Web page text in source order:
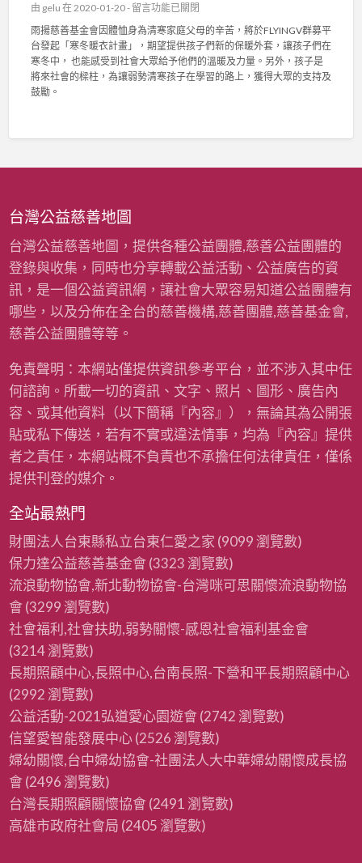
互
助
共
好
〉
中
募
集
配
戴
近
〉
由 gelu 在 2020-01-20 - 在
〈
助
清
寒
弱
募
資
計
畫
(
雨
揚
慈
金
會
)
〉
中
留言功能已關閉
雨揚慈善基金會因體恤身為清寒家庭父母的辛苦，將於FLYINGV群募平
台發起「寒冬暖衣計畫」，期望提供孩子們新的保暖外套，讓孩子們在
寒冬中， 也能感受到社會大眾給予他們的溫暖及力量。另外，孩子是
將來社會的樑柱，為讓弱勢清寒孩子在學習的路上，獲得大眾的支持及
鼓勵。
台灣公益慈善地圖
台灣公益慈善地圖，提供各種公益團體,慈善公益團體的
登錄與收集，同時也分享轉載公益活動、公益廣告的資
訊，是一個公益資訊網，讓社會大眾容易知道公益團體有
哪些，以及分佈在全台的慈善機構,慈善團體,慈善基金會,
慈善公益團體等等。
免責聲明：本網站僅提供資訊參考平台，並不涉入其中任
何諮詢。所載一切的資訊、文字、照片、圖形、廣告內
容、或其他資料（以下簡稱『內容』），無論其為公開張
貼或私下傳送，若有不實或違法情事，均為『內容』提供
者之責任，本網站概不負責也不承擔任何法律責任，僅係
提供刊登的媒介。
全站最熱門
財團法人台東縣私立台東仁愛之家 (9099 瀏覽數)
保力達公益慈善基金會 (3323 瀏覽數)
流浪動物協會,新北動物協會-台灣咪可思關懷流浪動物協
會 (3299 瀏覽數)
社會福利,社會扶助,弱勢關懷-感恩社會福利基金會
(3214 瀏覽數)
長期照顧中心,長照中心,台南長照-下營和平長期照顧中心
(2992 瀏覽數)
公益活動-2021弘道愛心園遊會 (2742 瀏覽數)
信望愛智能發展中心(2526 瀏覽數)
婦幼關懷,台中婦幼協會-社團法人大中華婦幼關懷成長協
會 (2496 瀏覽數)
台灣長期照顧關懷協會 (2491 瀏覽數)
高雄市政府社會局 (2405 瀏覽數)